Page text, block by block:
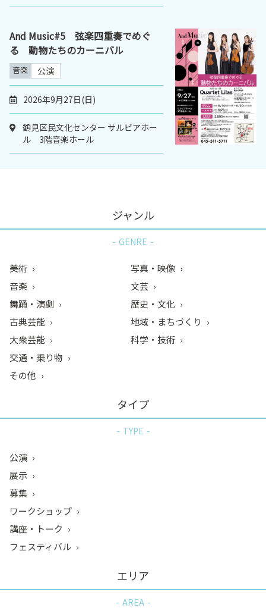
And Music#5 弦楽四重奏でめぐ
る 動物たちのカーニバル
音楽 公演
2026年9月27日(日)
鶴見区民文化センター サルビアホー
ル 3階音楽ホール
ジャンル
GENRE
美術
音楽
舞踊・演劇
古典芸能
大衆芸能
写真・映像
文芸
歴史・文化
地域・まちづくり
科学・技術
交通・乗り物
その他
タイプ
TYPE
公演
展示
募集
ワークショップ
講座・トーク
フェスティバル
エリア
AREA